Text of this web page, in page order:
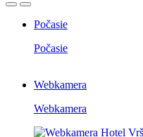
Počasie
Počasie
Webkamera
Webkamera